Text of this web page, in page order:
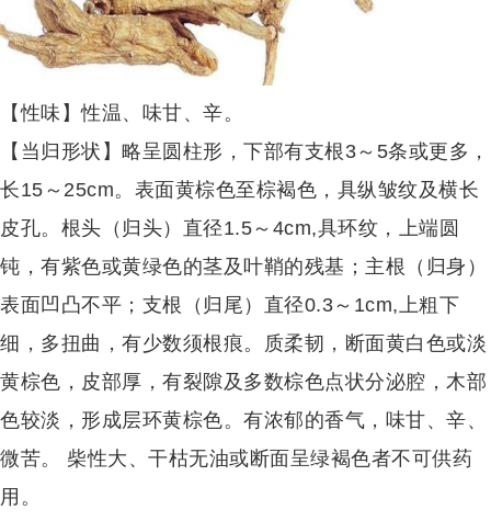
【性味】性温、味甘、辛。
【当归形状】略呈圆柱形，下部有支根3～5条或更多，
长15～25cm。表面黄棕色至棕褐色，具纵皱纹及横长
皮孔。根头（归头）直径1.5～4cm,具环纹，上端圆
钝，有紫色或黄绿色的茎及叶鞘的残基；主根（归身）
表面凹凸不平；支根（归尾）直径0.3～1cm,上粗下
细，多扭曲，有少数须根痕。质柔韧，断面黄白色或淡
黄棕色，皮部厚，有裂隙及多数棕色点状分泌腔，木部
色较淡，形成层环黄棕色。有浓郁的香气，味甘、辛、
微苦。 柴性大、干枯无油或断面呈绿褐色者不可供药
用。